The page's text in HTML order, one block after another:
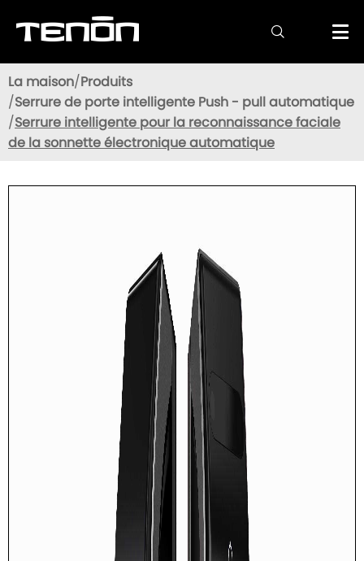

La maison Produits
Serrure de porte intelligente Push - pull automatique
Serrure intelligente pour la reconnaissance faciale
de la sonnette électronique automatique